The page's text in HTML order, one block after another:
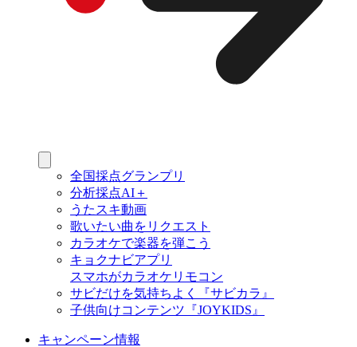
全国採点グランプリ
分析採点AI＋
うたスキ動画
歌いたい曲をリクエスト
カラオケで楽器を弾こう
キョクナビアプリ
スマホがカラオケリモコン
サビだけを気持ちよく『サビカラ』
子供向けコンテンツ『JOYKIDS』
キャンペーン情報